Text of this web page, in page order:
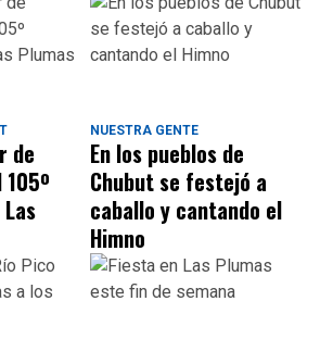
de
NUESTRA GENTE
En los pueblos de
Chubut se festejó a
caballo y cantando el
Himno